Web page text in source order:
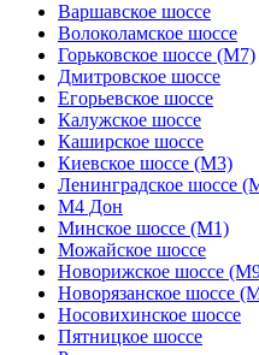
Варшавское шоссе
Волоколамское шоссе
Горьковское шоссе (М7)
Дмитровское шоссе
Егорьевское шоссе
Калужское шоссе
Каширское шоссе
Киевское шоссе (М3)
Ленинградское шоссе
М4 Дон
Минское шоссе (М1)
Можайское шоссе
Новорижское шоссе
Новорязанское шоссе
Носовихинское шоссе
Пятницкое шоссе